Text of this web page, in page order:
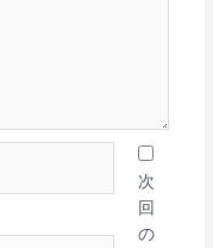
次
回
の